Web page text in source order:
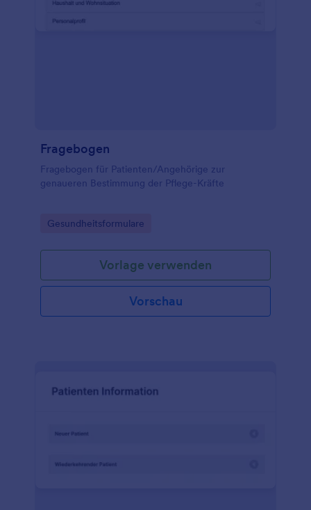
Fragebogen
Fragebogen für Patienten/Angehörige zur
genaueren Bestimmung der Pflege-Kräfte
Go to Category:
Gesundheitsformulare
Vorlage verwenden
Vorschau